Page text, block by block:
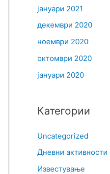
јануари 2021
декември 2020
ноември 2020
октомври 2020
јануари 2020
Категории
Uncategorized
Дневни активности
Известување